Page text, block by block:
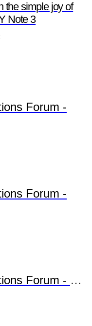
the simple joy of
Note 3
Forum -
Forum -
Technology